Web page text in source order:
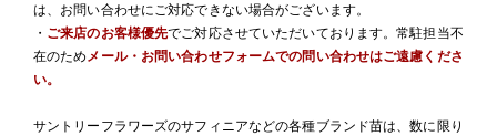
は、お問い合わせにご対応できない場合がございます。
・ ご来店のお客様優先でご対応させていただいております。常駐担当不
在のため メール・お問い合わせフォームでの問い合わせはご遠慮くださ
い。
サントリーフラワーズのサフィニアなどの各種ブランド苗は、数に限り